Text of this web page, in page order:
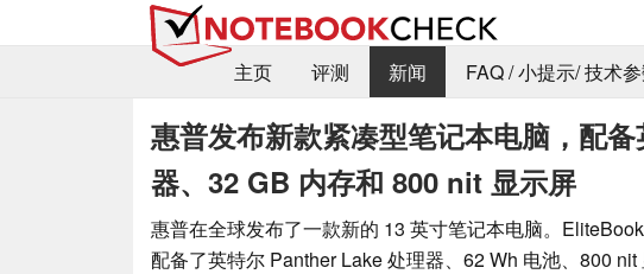
主页
评测 新闻 FAQ / 小提示/ 技术
惠普发布新款紧凑型笔记本电脑，配
器、32 GB 内存和 800 nit 显示屏
惠普在全球发布了一款新的 13 英寸笔记本电脑。
配备了英特尔 Panther Lake 处理器、62 Wh 电池、800 nit